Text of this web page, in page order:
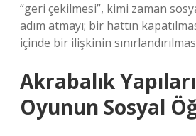
“geri çekilmesi”, kimi zaman
adım atmayı; bir hattın
içinde bir ilişkinin
Akrabalık
Oyunun Sosyal